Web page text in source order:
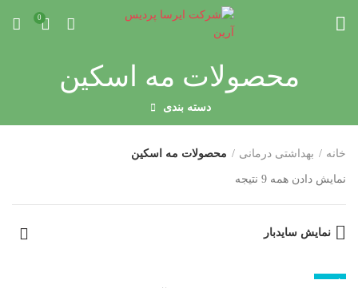
0
محصولات مه اسکین
دسته بندی
خانه بهداشتی درمانی محصولات مه اسکین
نمایش دادن همه 9 نتیجه
نمایش سایدبار
ناموجود